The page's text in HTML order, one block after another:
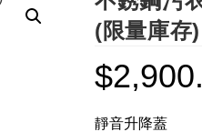
(限量庫存)
$
靜音升降蓋